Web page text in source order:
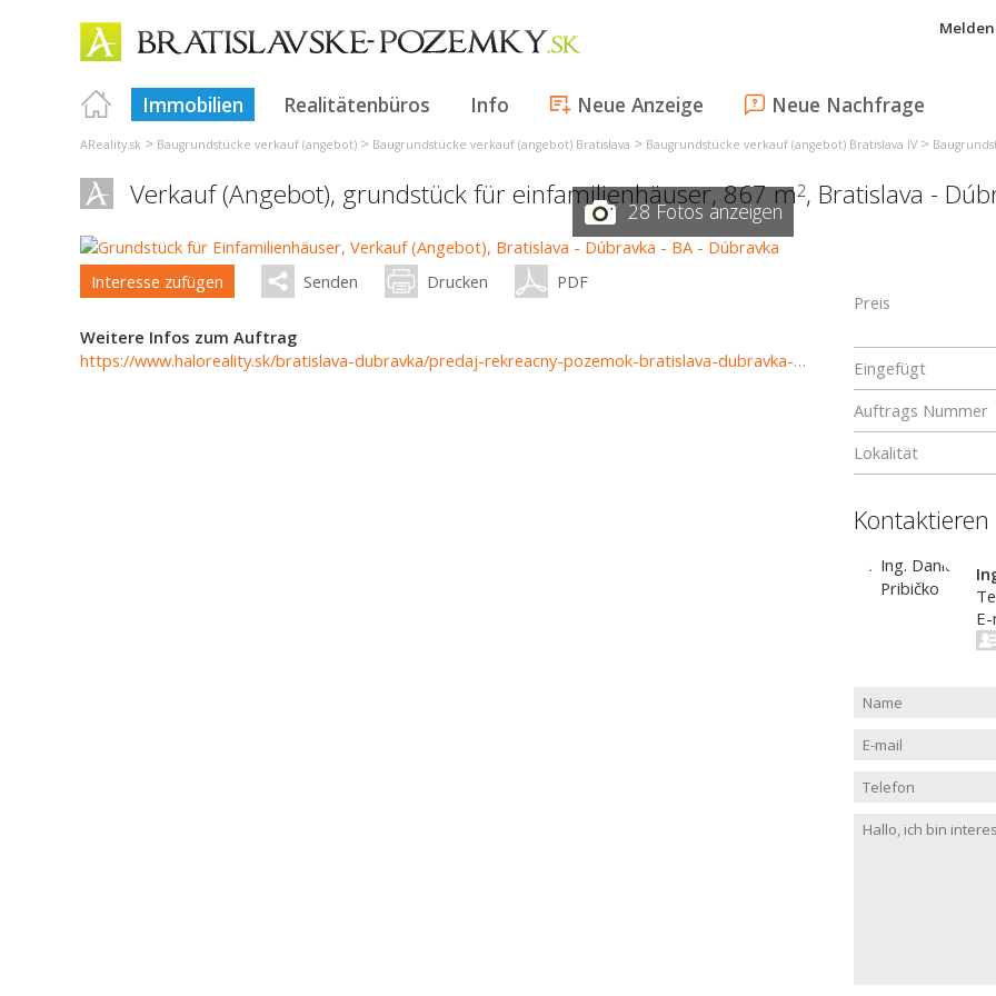
Immobilien Realitätenbüros Info Neue Anzeige Neue Nachfrage
AReality.sk > Baugrundstücke verkauf (angebot) > Baugrundstücke verkauf (angebot) Bratislava > Baugrundstücke verkauf (angebot) Bratislava IV >
Verkauf (Angebot), grundstück für einfamilienhäuser, 867 m2, Bratislava -
28 Fotos anzeigen
Interesse zufügen Senden Drucken PDF
Weitere Infos zum Auftrag
https://www.haloreality.sk/bratislava-dubravka/predaj-rekreacny-pozemok-bratislava-dubravka-huscavova---exkluzivne-halo-reality/68155
Preis
Eingefügt
Auftrags Nummer
Lokalität
Kontaktieren